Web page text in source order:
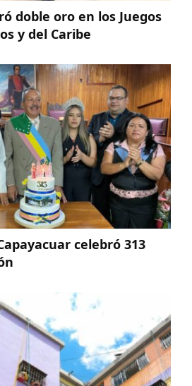
doble oro en los Juegos
y del Caribe
celebró 313